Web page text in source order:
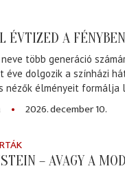
ÉVTIZED A FÉNYBEN
több generáció
éve dolgozik a színházi
nézők élményeit
2026. december 10.
– AVAGY A